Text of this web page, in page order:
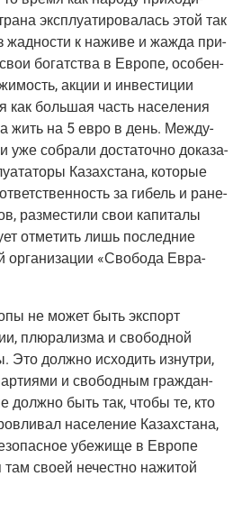
экс­плу­а­ти­ро­ва­лась этой так
жад­но­сти к нажи­ве и жаж­да при­
богат­ства в Евро­пе, осо­бен­
акции и инве­сти­ции
как боль­шая часть насе­ле­ния
жить на 5 евро в день. Меж­ду­
уже собра­ли доста­точ­но дока­за­
Казах­ста­на, кото­рые
за гибель и ране­
раз­ме­сти­ли свои капи­та­лы
отме­тить лишь послед­ние
орга­ни­за­ции «Сво­бо­да Евра­
не может быть экс­порт
плю­ра­лиз­ма и сво­бод­ной
Это долж­но исхо­дить изнут­ри,
и сво­бод­ным граж­дан­
быть так, что­бы те, кто
насе­ле­ние Казах­ста­на,
убе­жи­ще в Евро­пе
сво­ей нечест­но нажи­той